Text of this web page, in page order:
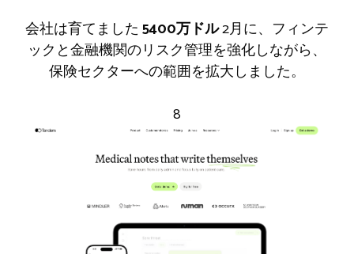
会社は育てました5400万ドル2月に、フィンテ
ックと金融機関のリスク管理を強化しながら、
保険セクターへの範囲を拡大しました。
8